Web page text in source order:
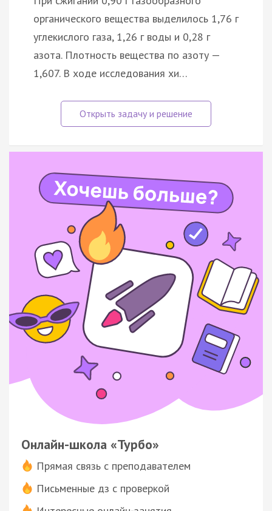
органического вещества выделилось 1,76 г
углекислого газа, 1,26 г воды и 0,28 г
азота. Плотность вещества по азоту —
1,607. В ходе исследования хи…
Онлайн-школа «Турбо»
Прямая связь с преподавателем
Письменные дз с проверкой